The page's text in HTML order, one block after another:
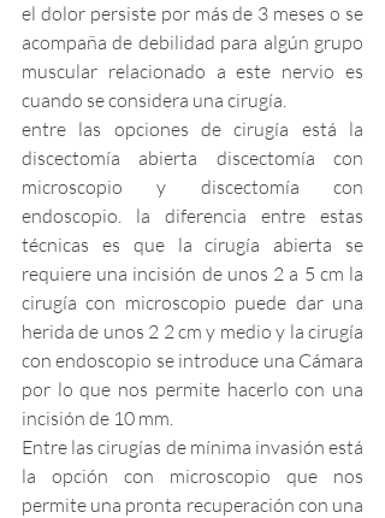
el dolor persiste por más de 3 meses o se
acompaña de debilidad para algún grupo
muscular relacionado a este nervio es
cuando se considera una cirugía.
entre las opciones de cirugía está la
discectomía abierta discectomía con
microscopio y discectomía con
endoscopio. la diferencia entre estas
técnicas es que la cirugía abierta se
requiere una incisión de unos 2 a 5 cm la
cirugía con microscopio puede dar una
herida de unos 2 2 cm y medio y la cirugía
con endoscopio se introduce una Cámara
por lo que nos permite hacerlo con una
incisión de 10 mm.
Entre las cirugías de mínima invasión está
la opción con microscopio que nos
permite una pronta recuperación con una